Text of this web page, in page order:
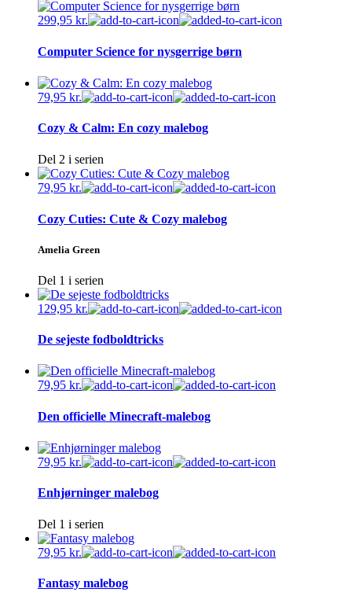
299,95 kr.
Computer Science for nysgerrige børn
79,95 kr.
Cozy & Calm: En cozy malebog
Del 2 i serien
79,95 kr.
Cozy Cuties: Cute & Cozy malebog
Amelia Green
Del 1 i serien
129,95 kr.
De sejeste fodboldtricks
79,95 kr.
Den officielle Minecraft-malebog
79,95 kr.
Enhjørninger malebog
Del 1 i serien
79,95 kr.
Fantasy malebog